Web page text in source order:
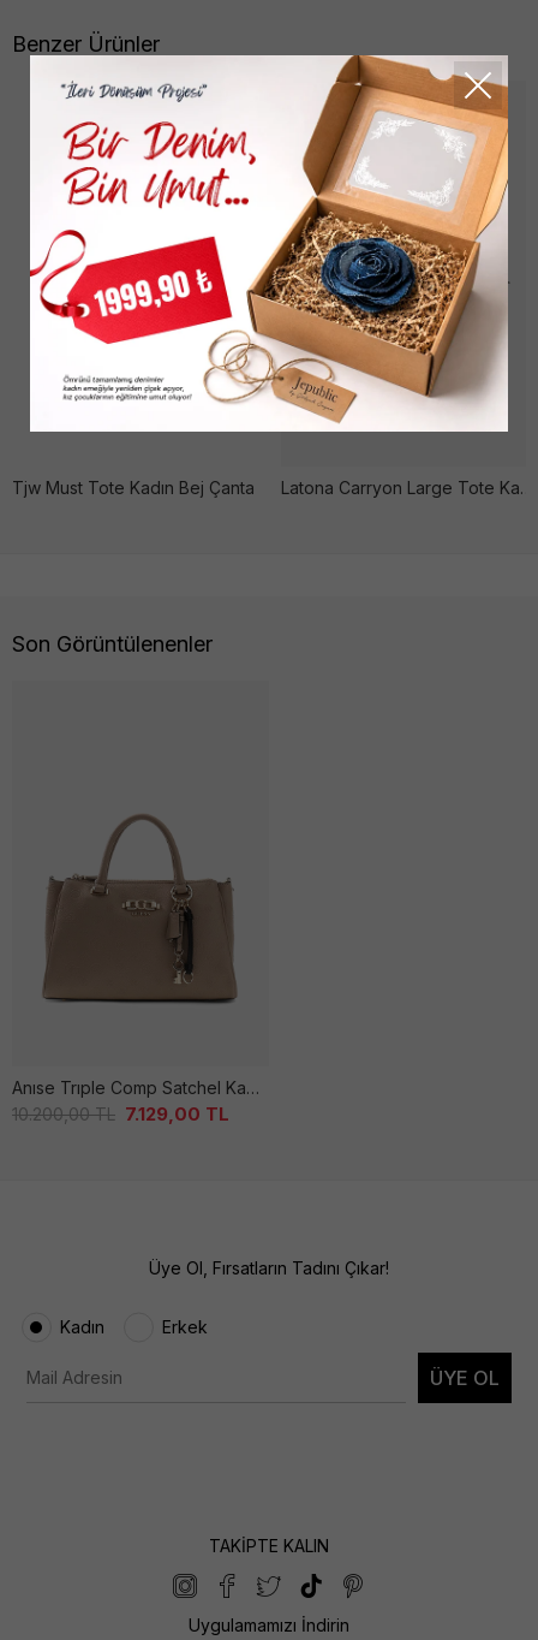
Benzer Ürünler
Tjw Must Tote Kadın Bej Çanta Latona Carryon Large Tote Kadın Latte Logo Çanta
Son Görüntülenenler
Anıse Trıple Comp Satchel Kadın Dark Oak Çanta
10.200,00TL 7.129,00 TL
Üye Ol, Fırsatların Tadını Çıkar!
Kadın Erkek
ÜYE OL
TAKİPTE KALIN
Uygulamamızı İndirin